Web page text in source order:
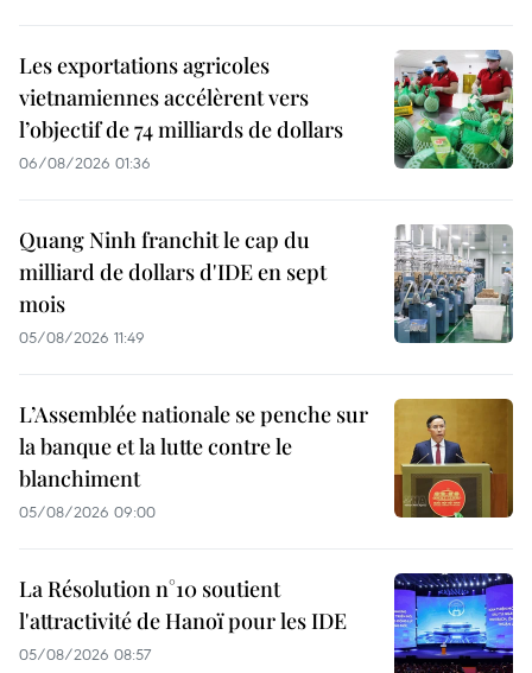
Les exportations agricoles
vietnamiennes accélèrent vers
l’objectif de 74 milliards de dollars
06/08/2026 01:36
Quang Ninh franchit le cap du
milliard de dollars d'IDE en sept
mois
05/08/2026 11:49
L’Assemblée nationale se penche sur
la banque et la lutte contre le
blanchiment
05/08/2026 09:00
La Résolution n°10 soutient
l'attractivité de Hanoï pour les IDE
05/08/2026 08:57